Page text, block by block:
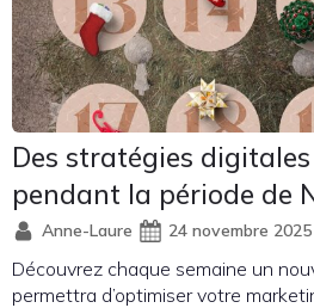
Des stratégies
pendant la période de
Anne-Laure 24 novembre 2025
Découvrez chaque semaine un
permettra d’optimiser votre